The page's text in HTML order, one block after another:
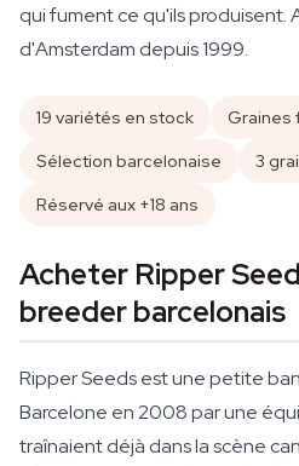
qui fument ce qu'ils produisent.
d'Amsterdam depuis 1999.
19 variétés en stock
Graines
Sélection barcelonaise
3
Réservé aux +18 ans
Acheter Ripper
breeder barcelonais
Ripper Seeds est une petite
Barcelone en 2008 par une
traînaient déjà dans la scène